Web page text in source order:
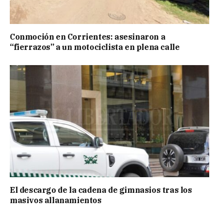
Conmoción en Corrientes: asesinaron a
“fierrazos” a un motociclista en plena calle
El descargo de la cadena de gimnasios tras los
masivos allanamientos